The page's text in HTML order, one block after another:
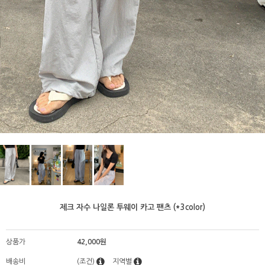
제크 자수 나일론 투웨이 카고 팬츠 (*3color)
상품가 42,000원
배송비 (조건) 지역별